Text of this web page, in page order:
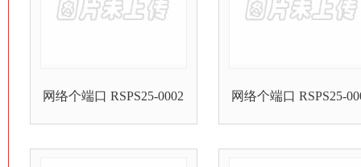
网络个端口 RSPS25-0002 网络个端口 RSPS25-